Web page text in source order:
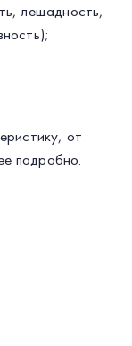
лещадность,
от
подробно.